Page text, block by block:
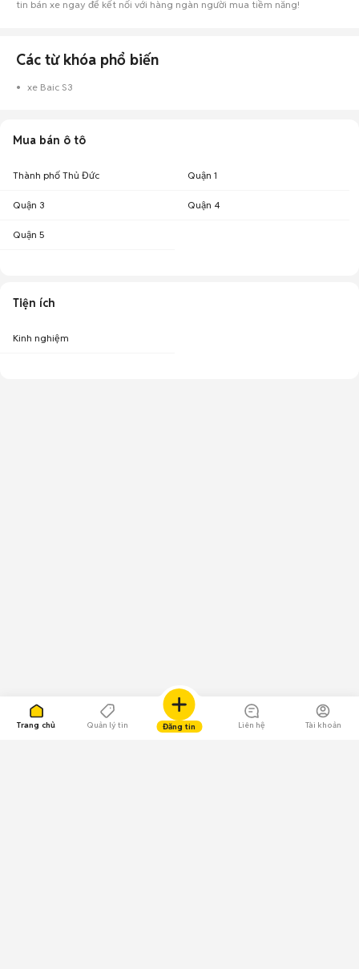
Trang chủ Quản lý tin Đăng tin Liên hệ Tài khoản
tin bán xe ngay để kết nối với hàng ngàn người mua tiềm năng!
Các từ khóa phổ biến
xe Baic S3
Mua bán ô tô
Thành phố Thủ Đức Quận 1
Quận 3 Quận 4
Quận 5
Tiện ích
Kinh nghiệm